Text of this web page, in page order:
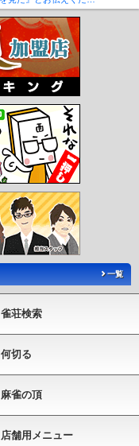
一覧
雀荘検索
何切る
麻雀の頂
店舗用メニュー